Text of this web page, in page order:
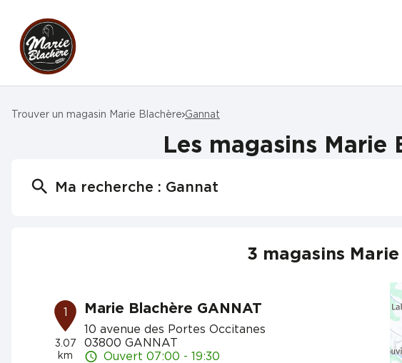
Trouver un magasin Marie Blachère Gannat
Les magasins
Ma recherche : Gannat
3 magasins
1
3.07
km
Marie Blachère GANNAT
10 avenue des Portes Occitanes
03800 GANNAT
Ouvert 07:00 - 19:30